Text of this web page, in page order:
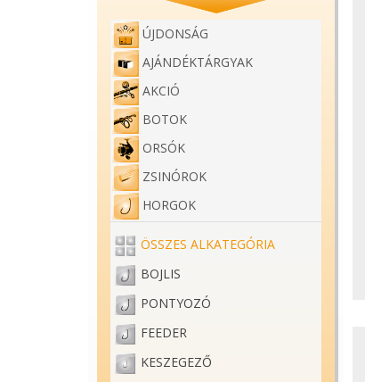
ÚJDONSÁG
AJÁNDÉKTÁRGYAK
AKCIÓ
BOTOK
ORSÓK
ZSINÓROK
HORGOK
ÖSSZES ALKATEGÓRIA
BOJLIS
PONTYOZÓ
FEEDER
KESZEGEZŐ